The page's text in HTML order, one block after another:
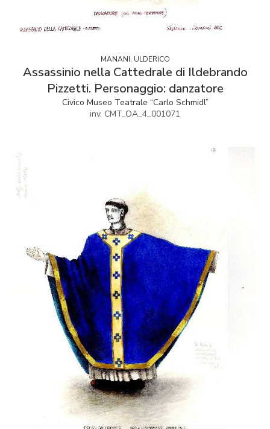
MANANI, ULDERICO
Assassinio nella Cattedrale di Ildebrando
Pizzetti. Personaggio: danzatore
Civico Museo Teatrale “Carlo Schmidl”
inv. CMT_OA_4_001071